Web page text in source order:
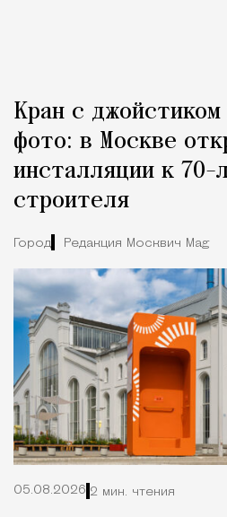
Кран с
фото: в Москве
инсталляции к 70-
строителя
Город Редакция Москвич Mag
05.08.2026 2 мин. чтения